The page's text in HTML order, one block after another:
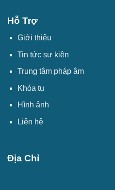
Hỗ Trợ
Giới thiệu
Tin tức sự kiện
Trung tâm pháp âm
Khóa tu
Hình ảnh
Liên hệ
Địa Chỉ